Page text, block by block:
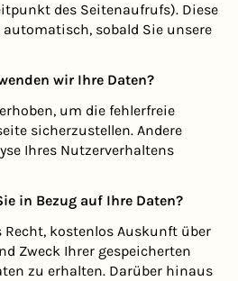
des Seitenaufrufs). Diese
sobald Sie unsere
wir Ihre Daten?
um die fehlerfreie
sicherzustellen. Andere
Ihres Nutzerverhaltens
in Bezug auf Ihre Daten?
Recht, kostenlos Auskunft über
Zweck Ihrer gespeicherten
zu erhalten. Darüber hinaus